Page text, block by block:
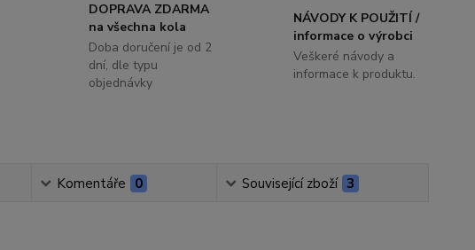
DOPRAVA ZDARMA
na všechna kola
Doba doručení je od 2
dní, dle typu
objednávky
NÁVODY K POUŽITÍ /
informace o výrobci
Veškeré návody a
informace k produktu.
Komentáře 0 Související zboží 3